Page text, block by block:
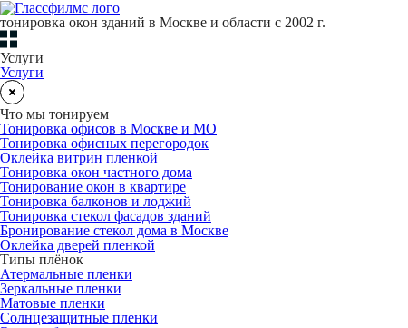
тонировка окон зданий в Москве и области с 2002 г.
Услуги
Услуги
Что мы тонируем
Тонировка офисов в Москве и МО
Тонировка офисных перегородок
Оклейка витрин пленкой
Тонировка окон частного дома
Тонирование окон в квартире
Тонировка балконов и лоджий
Тонировка стекол фасадов зданий
Бронирование стекол дома в Москве
Оклейка дверей пленкой
Типы плёнок
Атермальные пленки
Зеркальные пленки
Матовые пленки
Солнцезащитные пленки